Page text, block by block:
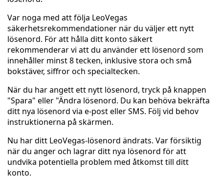
Var noga med att följa LeoVegas
säkerhetsrekommendationer när du väljer ett nytt
lösenord. För att hålla ditt konto säkert
rekommenderar vi att du använder ett lösenord som
innehåller minst 8 tecken, inklusive stora och små
bokstäver, siffror och specialtecken.
När du har angett ett nytt lösenord, tryck på knappen
"Spara" eller "Ändra lösenord. Du kan behöva bekräfta
ditt nya lösenord via e-post eller SMS. Följ vid behov
instruktionerna på skärmen.
Nu har ditt LeoVegas-lösenord ändrats. Var försiktig
när du anger och lagrar ditt nya lösenord för att
undvika potentiella problem med åtkomst till ditt
konto.